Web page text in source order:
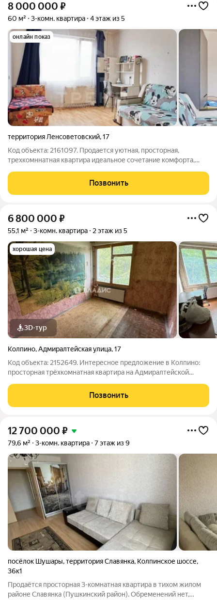
8 000 000 ₽
60 м² 3-комн. квартира 4 этаж из 5
онлайн показ
территория Ленсоветовский,17
Код объекта: 2161097. Продается уютная, просторная,
трехкомннатная квартира идеальное сочетание комфорта,
- 6,2 м Комната 1 - 11,7 м Комната 2 - 17,8 м Комната 3 - 13,5 м
Лоджия - 2,8 м
Позвонить
6 800 000 ₽
55,1 м² 3-комн. квартира 2 этаж из 5
хорошая цена
3D-тур
Колпино,Адмиралтейская улица,17
Код объекта: 2152649. Интересное предложение в Колпино:
просторная трёхкомнатная квартира на Адмиралтейской
площадь. Квартира расположена на втором этаже
пятиэтажного панельного дома
Позвонить
12 700 000 ₽
79,6 м² 3-комн. квартира 7 этаж из 9
посёлок Шушары,территория Славянка, Колпинское шоссе,
36к1
Продаётся просторная 3-комнатная квартира в тихом жилом
районе Славянка (Пушкинский район). Обременений нет,